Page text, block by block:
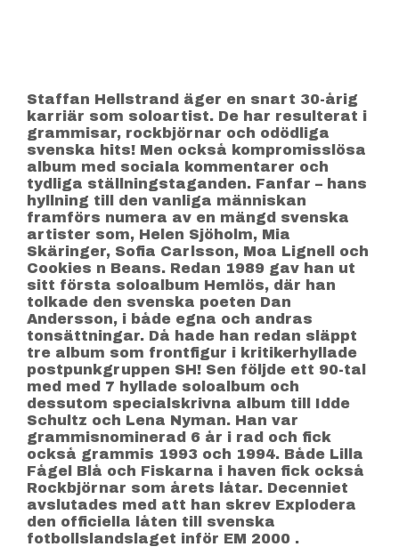
Staffan Hellstrand äger en snart 30-årig
karriär som soloartist. De har resulterat i
grammisar, rockbjörnar och odödliga
svenska hits! Men också kompromisslösa
album med sociala kommentarer och
tydliga ställningstaganden. Fanfar – hans
hyllning till den vanliga människan
framförs numera av en mängd svenska
artister som, Helen Sjöholm, Mia
Skäringer, Sofia Carlsson, Moa Lignell och
Cookies n Beans. Redan 1989 gav han ut
sitt första soloalbum Hemlös, där han
tolkade den svenska poeten Dan
Andersson, i både egna och andras
tonsättningar. Då hade han redan släppt
tre album som frontfigur i kritikerhyllade
postpunkgruppen SH! Sen följde ett 90-tal
med med 7 hyllade soloalbum och
dessutom specialskrivna album till Idde
Schultz och Lena Nyman. Han var
grammisnominerad 6 år i rad och fick
också grammis 1993 och 1994. Både Lilla
Fågel Blå och Fiskarna i haven fick också
Rockbjörnar som årets låtar. Decenniet
avslutades med att han skrev Explodera
den officiella låten till svenska
fotbollslandslaget inför EM 2000 .